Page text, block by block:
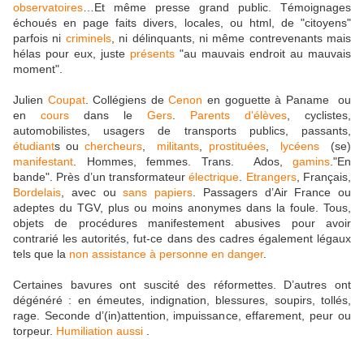
observatoires …Et même presse grand public. Témoignages
échoués en page faits divers, locales, ou html, de "citoyens"
parfois ni criminels, ni délinquants, ni même contrevenants mais
hélas pour eux, juste présents "au mauvais endroit au mauvais
moment".
Julien Coupat. Collégiens deCenon en goguette à Paname ou
en cours dans le Gers Parents d'élèves , cyclistes,
automobilistes, usagers de transports publics, passants,
étudiants ouchercheurs militants prostituées, lycéens(se)
manifestant . Hommes, femmes. Trans. Ados, gamins ."En
bande". Près d’un transformateurélectrique Etrangers, Français,
Bordelais , avec ousans papiers . Passagers d’Air France ou
adeptes du TGV, plus ou moins anonymes dans la foule. Tous,
objets de procédures manifestement abusives pour avoir
contrarié les autorités, fut-ce dans des cadres également légaux
tels que la non assistance à personne en danger.
Certaines bavures ont suscité des réformettes. D’autres ont
dégénéré : en émeutes, indignation, blessures, soupirs, tollés,
rage. Seconde d’(in)attention, impuissance, effarement, peur ou
torpeur. Humiliation aussi